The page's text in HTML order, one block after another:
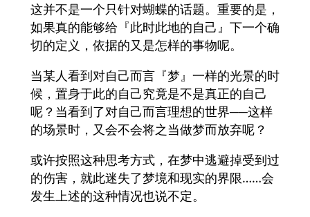
这并不是一个只针对蝴蝶的话题。重要的是，
如果真的能够给『此时此地的自己』下一个确
切的定义，依据的又是怎样的事物呢。
当某人看到对自己而言『梦』一样的光景的时
候，置身于此的自己究竟是不是真正的自己
呢？当看到了对自己而言理想的世界──这样
的场景时，又会不会将之当做梦而放弃呢？
或许按照这种思考方式，在梦中逃避掉受到过
的伤害，就此迷失了梦境和现实的界限……会
发生上述的这种情况也说不定。